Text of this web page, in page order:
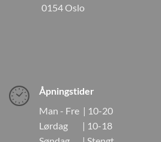
0154 Oslo
Åpningstider
Man - Fre | 10-20
Lørdag | 10-18